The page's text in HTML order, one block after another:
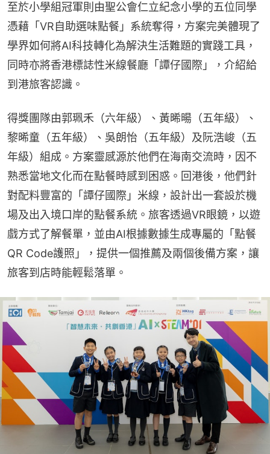
至於小學組冠軍則由聖公會仁立紀念小學的五位同學
憑藉「VR自助選味點餐」系統奪得，方案完美體現了
學界如何將AI科技轉化為解決生活難題的實踐工具，
同時亦將香港標誌性米線餐廳「譚仔國際」，介紹給
到港旅客認識。
得獎團隊由郭珮禾（六年級）、黃晞暘（五年級）、
黎晞童（五年級）、吳朗怡（五年級）及阮浩峻（五
年級）組成。方案靈感源於他們在海南交流時，因不
熟悉當地文化而在點餐時感到困惑。回港後，他們針
對配料豐富的「譚仔國際」米線，設計出一套設於機
場及出入境口岸的點餐系統。旅客透過VR眼鏡，以遊
戲方式了解餐單，並由AI根據數據生成專屬的「點餐
QR Code護照」，提供一個推薦及兩個後備方案，讓
旅客到店時能輕鬆落單。